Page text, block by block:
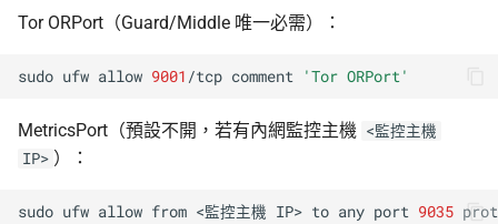
Tor ORPort（Guard/Middle 唯一必需）：
sudo ufw allow 9001 /tcp comment 'Tor ORPort'
MetricsPort（預設不開，若有內網監控主機 <監控主機
IP> ）：
sudo ufw allow from <監控主機 IP> to any port 9035